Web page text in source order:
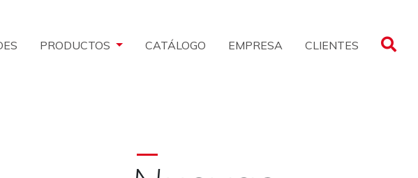
PRODUCTOS CATÁLOGO EMPRESA CLIENTES